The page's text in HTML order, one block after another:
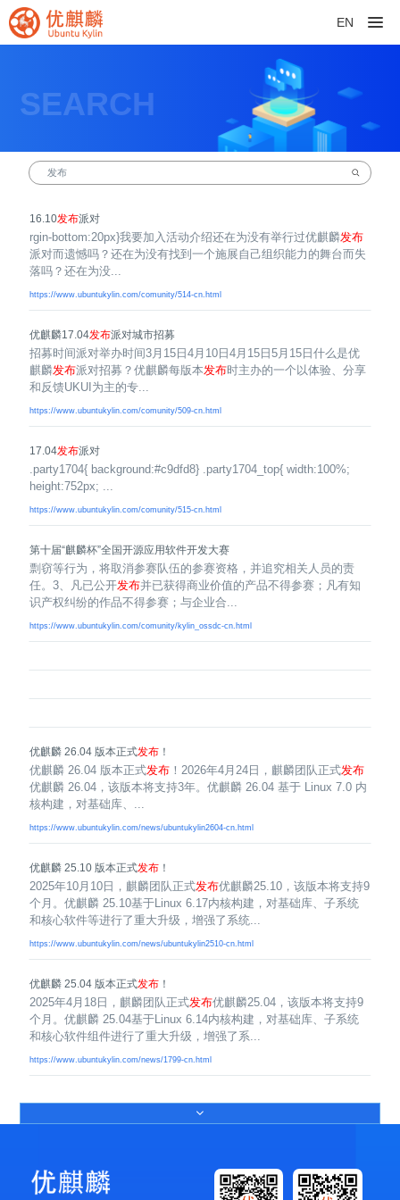
EN
SEARCH
16.10发布派对
rgin-bottom:20px}我要加入活动介绍还在为没有举行过优麒麟发布
派对而遗憾吗？还在为没有找到一个施展自己组织能力的舞台而失
落吗？还在为没...
https://www.ubuntukylin.com/comunity/514-cn.html
优麒麟17.04发布派对城市招募
招募时间派对举办时间3月15日4月10日4月15日5月15日什么是优
麒麟发布派对招募？优麒麟每版本发布时主办的一个以体验、分享
和反馈UKUI为主的专...
https://www.ubuntukylin.com/comunity/509-cn.html
17.04发布派对
.party1704{ background:#c9dfd8} .party1704_top{ width:100%;
height:752px; ...
https://www.ubuntukylin.com/comunity/515-cn.html
第十届“麒麟杯”全国开源应用软件开发大赛
剽窃等行为，将取消参赛队伍的参赛资格，并追究相关人员的责
任。3、凡已公开发布并已获得商业价值的产品不得参赛；凡有知
识产权纠纷的作品不得参赛；与企业合...
https://www.ubuntukylin.com/comunity/kylin_ossdc-cn.html
优麒麟 26.04 版本正式发布 ！
优麒麟 26.04 版本正式发布 ！2026年4月24日，麒麟团队正式发布
优麒麟 26.04，该版本将支持3年。优麒麟 26.04 基于 Linux 7.0 内
核构建，对基础库、...
https://www.ubuntukylin.com/news/ubuntukylin2604-cn.html
优麒麟 25.10 版本正式发布 ！
2025年10月10日，麒麟团队正式发布优麒麟25.10，该版本将支持9
个月。优麒麟 25.10基于Linux 6.17内核构建，对基础库、子系统
和核心软件等进行了重大升级，增强了系统...
https://www.ubuntukylin.com/news/ubuntukylin2510-cn.html
优麒麟 25.04 版本正式发布 ！
2025年4月18日，麒麟团队正式发布优麒麟25.04，该版本将支持9
个月。优麒麟 25.04基于Linux 6.14内核构建，对基础库、子系统
和核心软件组件进行了重大升级，增强了系...
https://www.ubuntukylin.com/news/1799-cn.html